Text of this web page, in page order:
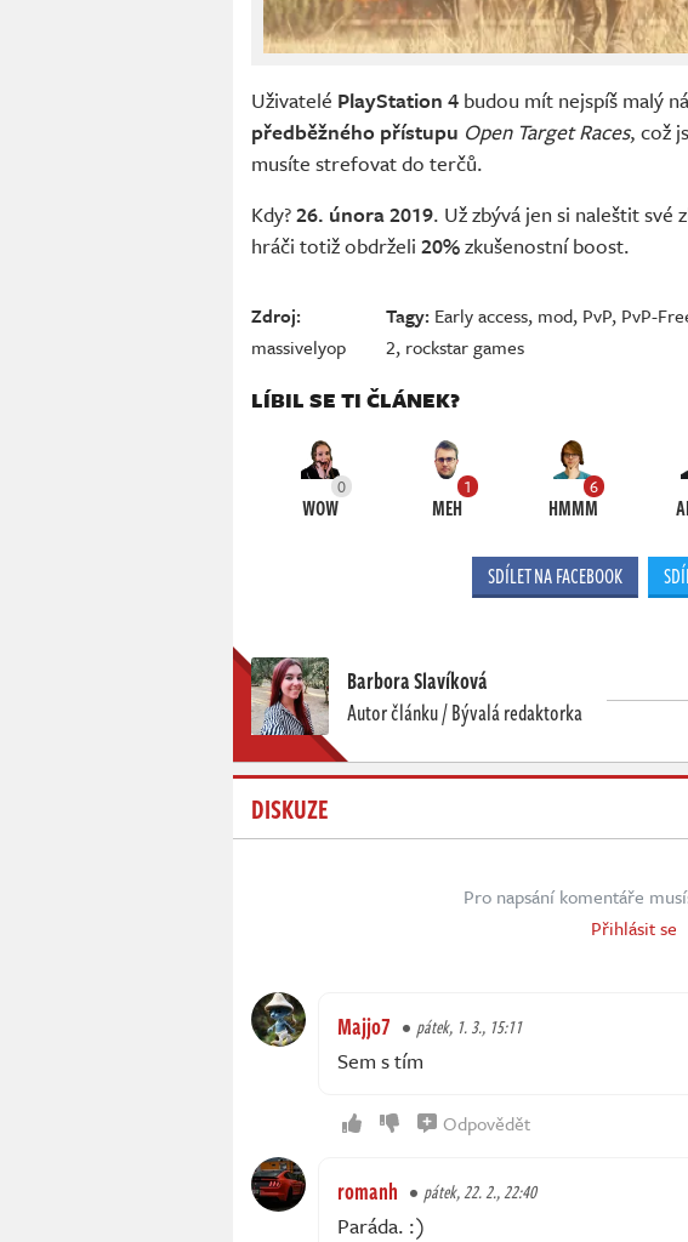
Uživatelé PlayStation 4 budou mít nejspíš malý
předběžného přístupu Open Target Races, což
musíte strefovat do terčů.
Kdy?26. února 2019. Už zbývá jen si naleštit své
hráči totiž obdrželi 20%zkušenostní boost.
Zdroj:
massivelyop
Tagy: Early access, mod, PvP, PvP-
2, rockstar games
LÍBIL SE TI ČLÁNEK?
0
WOW
1
MEH
6
HMMM
SDÍLET NA FACEBOOK
Barbora Slavíková
Autor článku / Bývalá redaktorka
DISKUZE
Pro napsání komentáře
Přihlásit se
Majjo7 pátek, 1. 3., 15:11
Sem s tím
Odpovědět
romanh pátek, 22. 2., 22:40
Paráda. :)